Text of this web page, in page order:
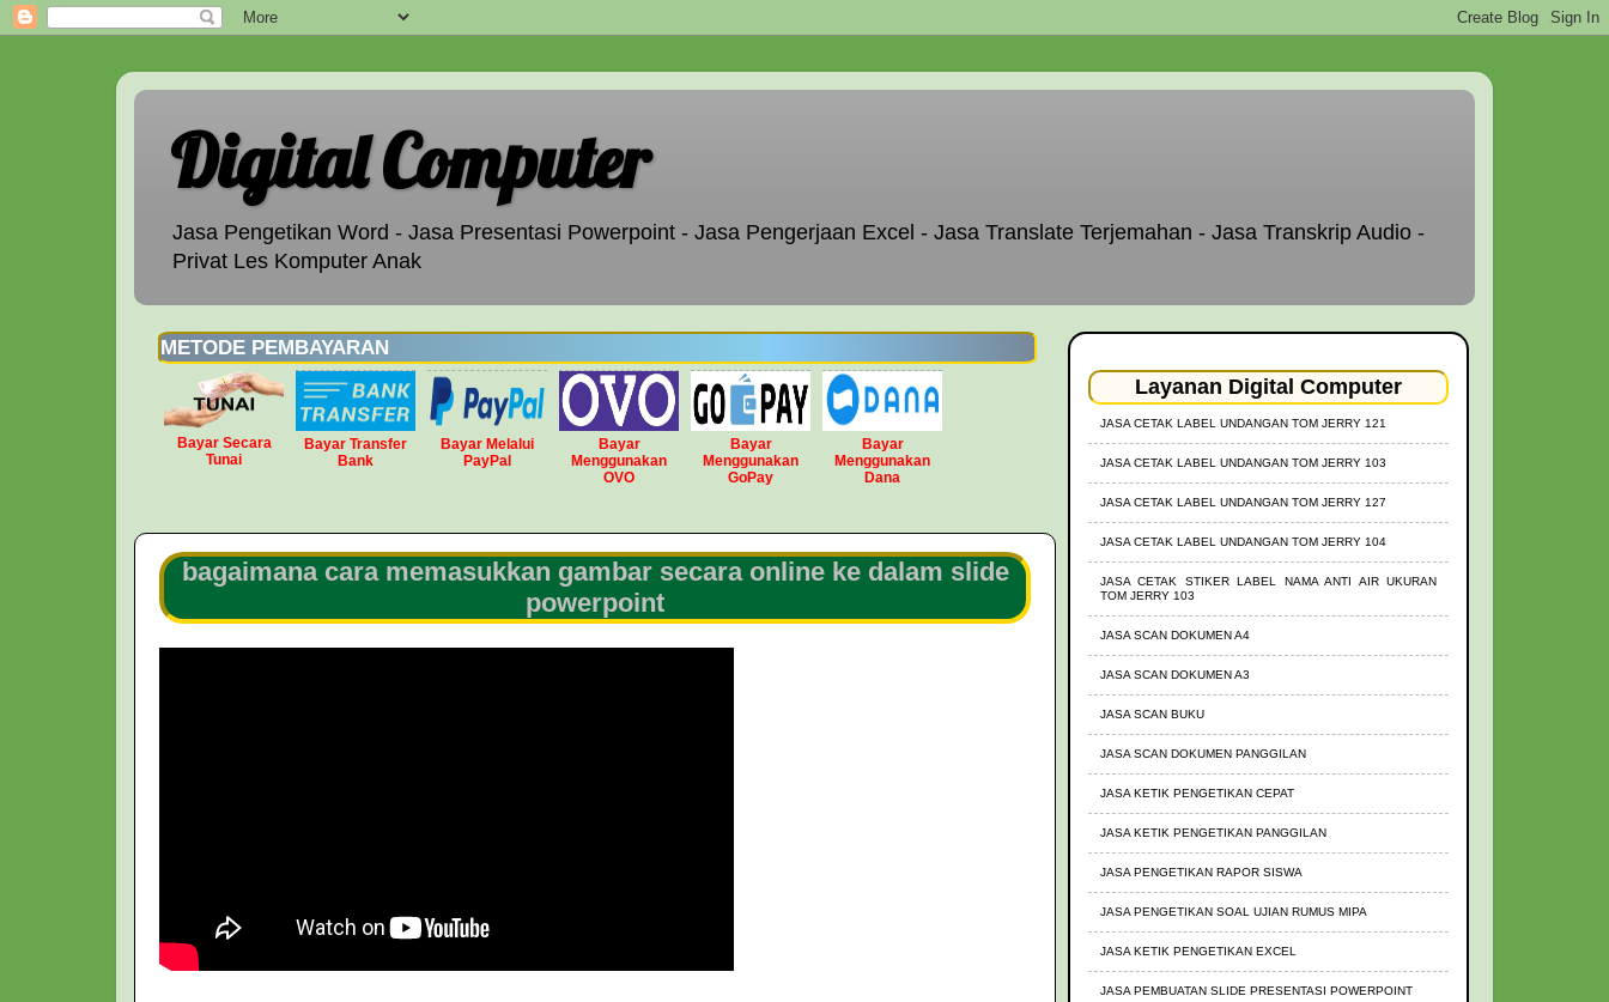
Digital Computer
Jasa Pengetikan Word - Jasa Presentasi Powerpoint - Jasa Pengerjaan Excel - Jasa Translate Terjemahan - Jasa Transkrip Audio -
Privat Les Komputer Anak
METODE PEMBAYARAN
Bayar Secara
Tunai
Bayar Transfer
Bank
Bayar Melalui
PayPal
Bayar
Menggunakan
OVO
Bayar
Menggunakan
GoPay
Bayar
Menggunakan
Dana
bagaimana cara memasukkan gambar secara online ke dalam slide
powerpoint
Layanan Digital Computer
JASA CETAK LABEL UNDANGAN TOM JERRY 121
JASA CETAK LABEL UNDANGAN TOM JERRY 103
JASA CETAK LABEL UNDANGAN TOM JERRY 127
JASA CETAK LABEL UNDANGAN TOM JERRY 104
JASA CETAK STIKER LABEL NAMA ANTI AIR UKURAN
TOM JERRY 103
JASA SCAN DOKUMEN A4
JASA SCAN DOKUMEN A3
JASA SCAN BUKU
JASA SCAN DOKUMEN PANGGILAN
JASA KETIK PENGETIKAN CEPAT
JASA KETIK PENGETIKAN PANGGILAN
JASA PENGETIKAN RAPOR SISWA
JASA PENGETIKAN SOAL UJIAN RUMUS MIPA
JASA KETIK PENGETIKAN EXCEL
JASA PEMBUATAN SLIDE PRESENTASI POWERPOINT